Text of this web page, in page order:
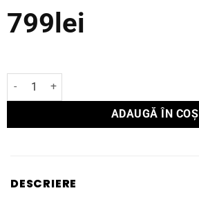
799lei
Cantitate Boxă Polk Audio Surround OWM3
ADAUGĂ ÎN COȘ
DESCRIERE